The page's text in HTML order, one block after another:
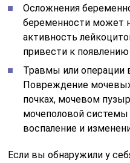
Осложнения
беременности может
активность
привести к
Травмы или операции
Повреждение
почках, мочевом
мочеполовой
воспаление и
Если вы обнаружили у